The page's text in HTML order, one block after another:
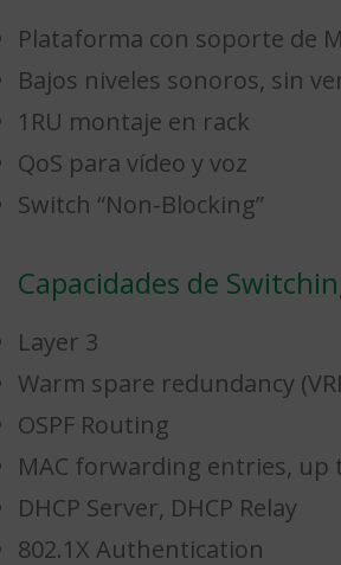
Plataforma con soporte de
Bajos niveles sonoros, sin
1RU montaje en rack
QoS para vídeo y voz
Switch “Non-Blocking”
Capacidades de
Layer 3
Warm spare redundancy
OSPF Routing
MAC forwarding entries, up
DHCP Server, DHCP Relay
802.1X Authentication